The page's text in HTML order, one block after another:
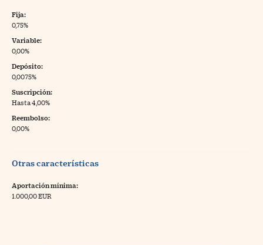
Fija:
0,75%
Variable:
0,00%
Depósito:
0,0075%
Suscripción:
Hasta 4,00%
Reembolso:
0,00%
Otras características
Aportación mínima:
1.000,00 EUR